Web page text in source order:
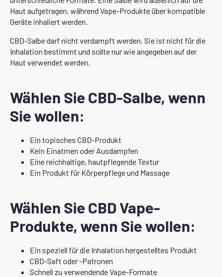
Haut aufgetragen, während Vape-Produkte über kompatible
Geräte inhaliert werden.
CBD-Salbe darf nicht verdampft werden. Sie ist nicht für die
Inhalation bestimmt und sollte nur wie angegeben auf der
Haut verwendet werden.
Wählen Sie CBD-Salbe, wenn
Sie wollen:
Ein topisches CBD-Produkt
Kein Einatmen oder Ausdampfen
Eine reichhaltige, hautpflegende Textur
Ein Produkt für Körperpflege und Massage
Wählen Sie CBD Vape-
Produkte, wenn Sie wollen:
Ein speziell für die Inhalation hergestelltes Produkt
CBD-Saft oder -Patronen
Schnell zu verwendende Vape-Formate